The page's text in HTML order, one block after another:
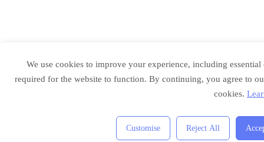
We use cookies to improve your experience, including essential
required for the website to function. By continuing, you agree to
cookies.
Customise Reject All